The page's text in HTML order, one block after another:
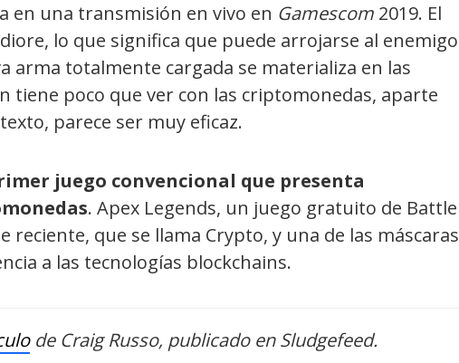
en una transmisión en vivo en Gamescom 2019. El
lo que significa que puede arrojarse al enemigo
arma totalmente cargada se materializa en las
tiene poco que ver con las criptomonedas, aparte
parece ser muy eficaz.
juego convencional que presenta
. Apex Legends, un juego gratuito de Battle
reciente, que se llama Crypto, y una de las máscaras
a las tecnologías blockchains.
de Craig Russo, publicado en Sludgefeed.